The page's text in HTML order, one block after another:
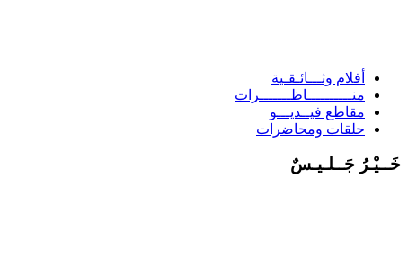
أفلام وثـــائـقـية
منــــــــــاظـــــــرات
مقاطع فيــديـــو
حلقات ومحاضرات
خَــيْـرُ جَــلـيـسٌ